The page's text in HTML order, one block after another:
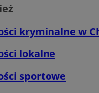
kryminalne w
lokalne
sportowe